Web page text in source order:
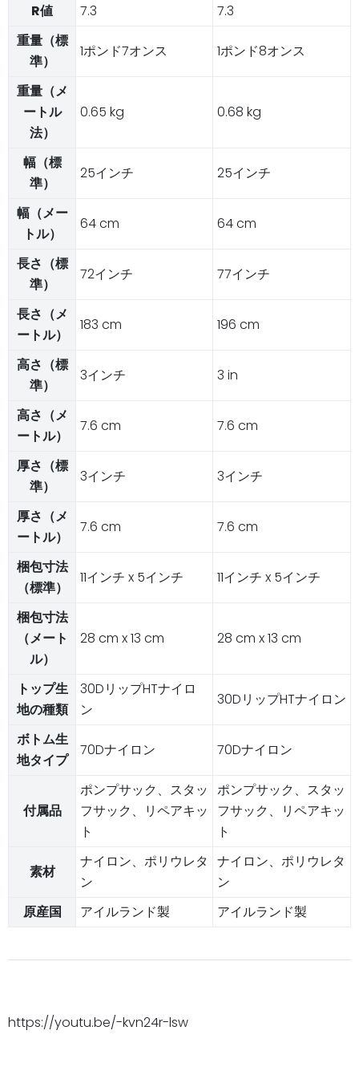
R値 7.3
7.3
重量（標
準）
1ポンド7オンス 1ポンド8オンス
重量（メ
ートル
法）
0.65 kg 0.68 kg
幅（標
準）
25インチ 25インチ
幅（メー
トル）
64 cm 64 cm
長さ（標
準）
72インチ 77インチ
長さ（メ
ートル）
183 cm 196 cm
高さ（標
準）
3インチ 3 in
高さ（メ
ートル）
7.6 cm 7.6 cm
厚さ（標
準）
3インチ 3インチ
厚さ（メ
ートル）
7.6 cm 7.6 cm
梱包寸法
（標準）
11インチ x 5インチ 11インチ x 5インチ
梱包寸法
（メート
ル）
28 cm x 13 cm 28 cm x 13 cm
トップ生
地の種類
30DリップHTナイロ
ン
30DリップHTナイロン
ボトム生
地タイプ
70Dナイロン 70Dナイロン
付属品
ポンプサック、スタッ
フサック、リペアキッ
ト
ポンプサック、スタッ
フサック、リペアキッ
ト
素材
ナイロン、ポリウレタ
ン
ナイロン、ポリウレタ
ン
原産国
アイルランド製 アイルランド製
https://youtu.be/-kvn24r-lsw